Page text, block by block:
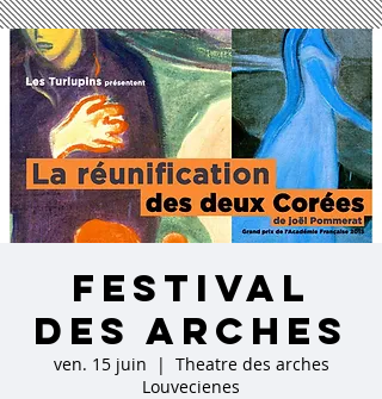
Festival
des Arches
ven. 15 juin
  |
Theatre des arches
Louvecienes